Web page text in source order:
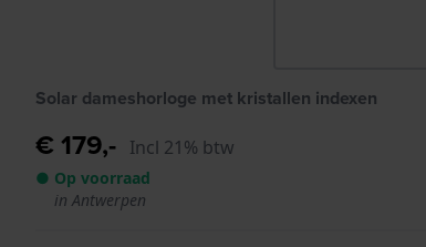
Solar dameshorloge met kristallen indexen
€ 179,- Incl 21% btw
● Op voorraad
in Antwerpen